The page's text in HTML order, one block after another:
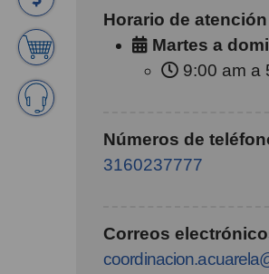
Horario de atención
Martes a
9:00 am a
Números de
3160237777
Correos